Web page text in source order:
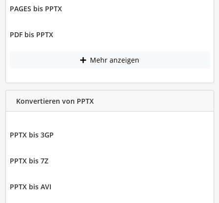
PAGES bis PPTX
PDF bis PPTX
Mehr anzeigen
Konvertieren von PPTX
PPTX bis 3GP
PPTX bis 7Z
PPTX bis AVI